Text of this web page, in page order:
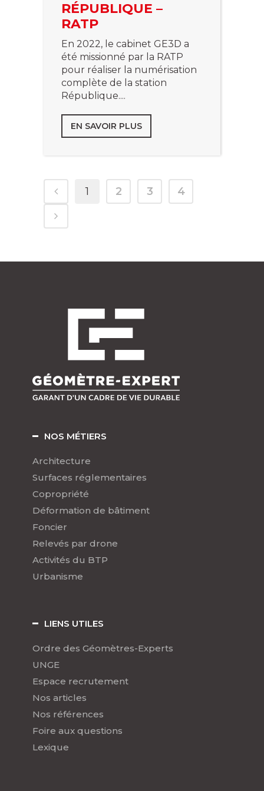
RÉPUBLIQUE –
RATP
En 2022, le cabinet GE3D a
été missionné par la RATP
pour réaliser la numérisation
complète de la station
République....
EN SAVOIR PLUS
1 2 3 4
NOS MÉTIERS
Architecture
Surfaces réglementaires
Copropriété
Déformation de bâtiment
Foncier
Relevés par drone
Activités du BTP
Urbanisme
LIENS UTILES
Ordre des Géomètres-Experts
UNGE
Espace recrutement
Nos articles
Nos références
Foire aux questions
Lexique